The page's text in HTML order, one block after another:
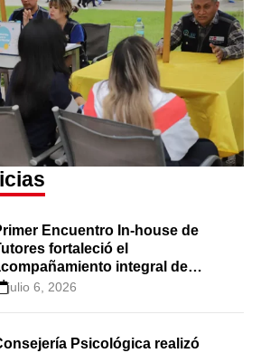
Encuentro In-house de
fortaleció el
integral de
en Cayetano Heredia
julio 6, 2026
Psicológica realizó